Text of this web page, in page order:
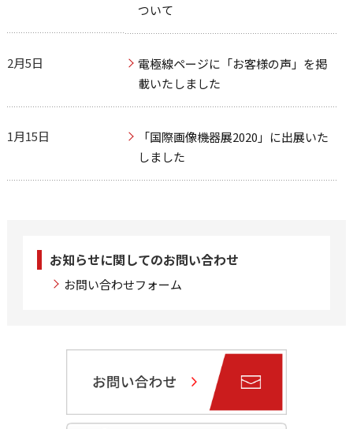
ついて
2月5日
電極線ページに「お客様の声」を掲
載いたしました
1月15日
「国際画像機器展2020」に出展いた
しました
お知らせに関してのお問い合わせ
お問い合わせフォーム